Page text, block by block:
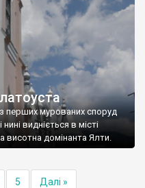
перших мурованих споруд
видніється в місті
висотна домінанта Ялти.
5 Далі »